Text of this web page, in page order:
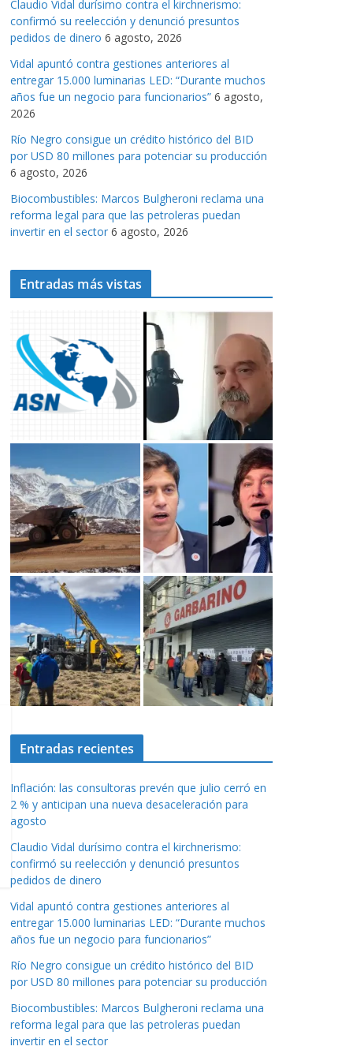
a
s
Claudio Vidal durísimo contra el kirchnerismo:
confirmó su reelección y denunció presuntos
pedidos de dinero 6 agosto, 2026
Vidal apuntó contra gestiones anteriores al
entregar 15.000 luminarias LED: “Durante muchos
años fue un negocio para funcionarios” 6 agosto,
2026
Río Negro consigue un crédito histórico del BID
por USD 80 millones para potenciar su producción
6 agosto, 2026
Biocombustibles: Marcos Bulgheroni reclama una
reforma legal para que las petroleras puedan
invertir en el sector 6 agosto, 2026
Entradas más vistas
Entradas recientes
Inflación: las consultoras prevén que julio cerró en
2 % y anticipan una nueva desaceleración para
agosto
Claudio Vidal durísimo contra el kirchnerismo:
confirmó su reelección y denunció presuntos
pedidos de dinero
Vidal apuntó contra gestiones anteriores al
entregar 15.000 luminarias LED: “Durante muchos
años fue un negocio para funcionarios”
Río Negro consigue un crédito histórico del BID
por USD 80 millones para potenciar su producción
Biocombustibles: Marcos Bulgheroni reclama una
reforma legal para que las petroleras puedan
invertir en el sector